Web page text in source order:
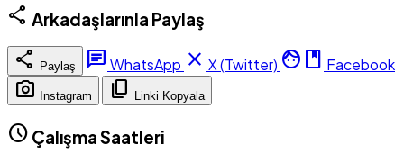
share Arkadaşlarınla Paylaş
share Paylaş chat WhatsApp close X (Twitter) facebook Facebook
photo_camera Instagram content_copy Linki Kopyala
schedule Çalışma Saatleri